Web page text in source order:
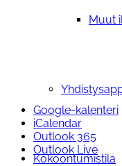
Muut
Kokoontumistila
Google-kalenteri
iCalendar
Outlook 365
Outlook Live